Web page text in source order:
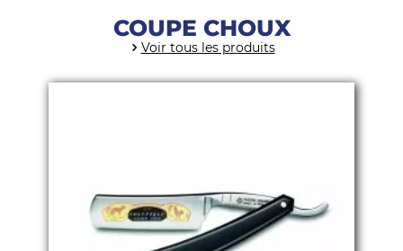
COUPE CHOUX
Voir tous les produits